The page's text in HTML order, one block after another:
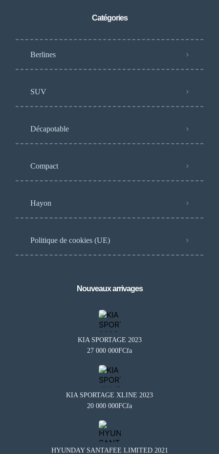
Catégories
Berlines
SUV
Décapotable
Compact
Hayon
Politique de cookies (UE)
Nouveaux arrivages
KIA SPORTAGE 2023
27 000 000FCfa
KIA SPORTAGE XLINE 2023
20 000 000FCfa
HYUNDAY SANTAFEE LIMITED 2021
Besoin d'aide?
Questions fréquentes